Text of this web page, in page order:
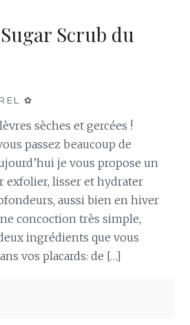
Scrub du
✿
sèches et gercées !
passez beaucoup de
je vous propose un
exfolier, lisser et hydrater
aussi bien en hiver
concoction très simple,
ingrédients que vous
vos placards: de […]